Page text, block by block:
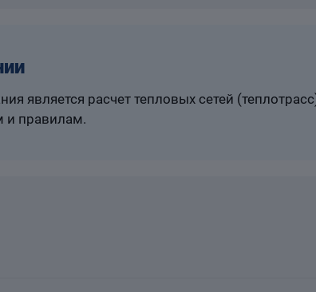
является расчет тепловых сетей
и правилам.